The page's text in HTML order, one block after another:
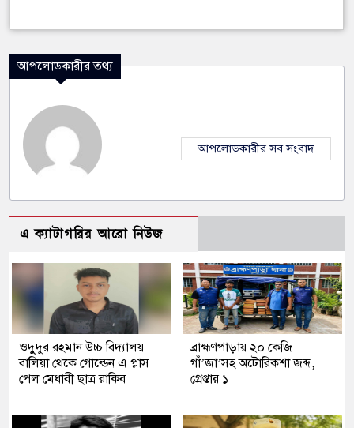
আপলোডকারীর তথ্য
আপলোডকারীর সব সংবাদ
এ ক্যাটাগরির আরো নিউজ
ওদুুদুর রহমান উচ্চ বিদ্যালয়
বালিয়া থেকে গোল্ডেন এ প্লাস
পেল মেধাবী ছাত্র রাকিব
ব্রাহ্মণপাড়ায় ২০ কেজি
গাঁ’জা’সহ অটোরিকশা জব্দ,
গ্রেপ্তার ১